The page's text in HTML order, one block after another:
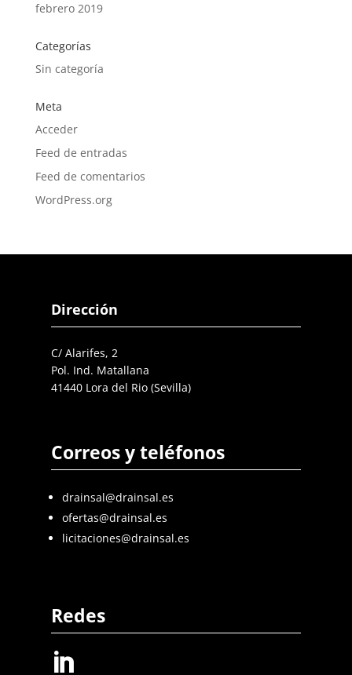
febrero 2019
Categorías
Sin categoría
Meta
Acceder
Feed de entradas
Feed de comentarios
WordPress.org
Dirección
C/ Alarifes, 2
Pol. Ind. Matallana
41440 Lora del Rio (Sevilla)
Correos y teléfonos
drainsal@drainsal.es
ofertas@drainsal.es
licitaciones@drainsal.es
Redes
